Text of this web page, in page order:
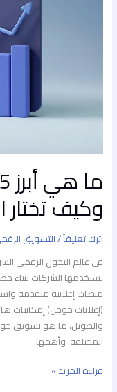
وكيف تختار
اترك تعليقاً/التسويق
في عالم التحول الرقمي
تستخدمها الشركات لبناء
(إعلانات جوجل) إمكانيات
والطويل. ما هو تسويق
المختلفة وأهمها
قراءة المزيد »